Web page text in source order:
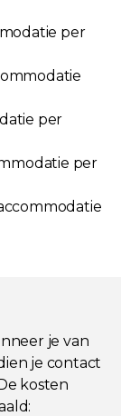
per
per
per
je van
je contact
kosten